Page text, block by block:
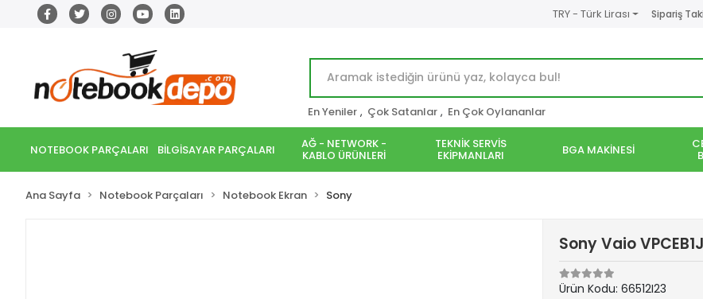
TRY - Türk Lirası Sipariş
En Yeniler , Çok Satanlar , En Çok Oylananlar
NOTEBOOK PARÇALARI BİLGİSAYAR PARÇALARI AĞ - NETWORK -
KABLO ÜRÜNLERİ
TEKNİK SERVİS
EKİPMANLARI BGA MAKİNESİ
Ana Sayfa Notebook Parçaları Notebook Ekran Sony
Sony Vaio
Ürün Kodu: 66512I23